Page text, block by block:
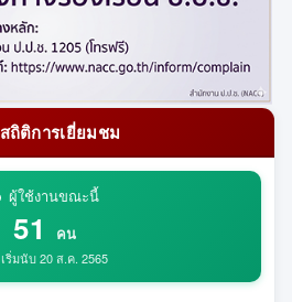
สถิติการเยี่ยมชม
ผู้ใช้งานขณะนี้
51 คน
เริ่มนับ 20 ส.ค. 2565